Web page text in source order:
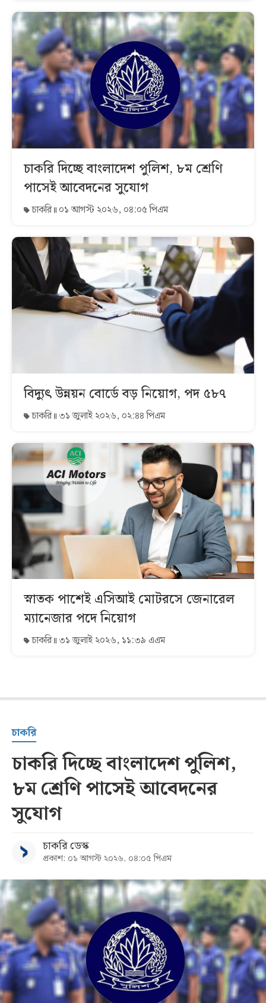
চাকরি দিচ্ছে বাংলাদেশ পুলিশ, ৮ম শ্রেণি
পাসেই আবেদনের সুযোগ
চাকরি ০১ আগস্ট ২০২৬, ০৪:০৫ পিএম
বিদ্যুৎ উন্নয়ন বোর্ডে বড় নিয়োগ, পদ ৫৮৭
চাকরি ৩১ জুলাই ২০২৬, ০২:৪৪ পিএম
স্নাতক পাশেই এসিআই মোটরসে জেনারেল
ম্যানেজার পদে নিয়োগ
চাকরি ৩১ জুলাই ২০২৬, ১১:৩৯ এএম
চাকরি
চাকরি দিচ্ছে বাংলাদেশ পুলিশ,
৮ম শ্রেণি পাসেই আবেদনের
সুযোগ
চাকরি ডেস্ক
প্রকাশ: ০১ আগস্ট ২০২৬, ০৪:০৫ পিএম